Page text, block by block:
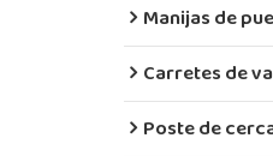
Manijas de
Carretes de
Poste de